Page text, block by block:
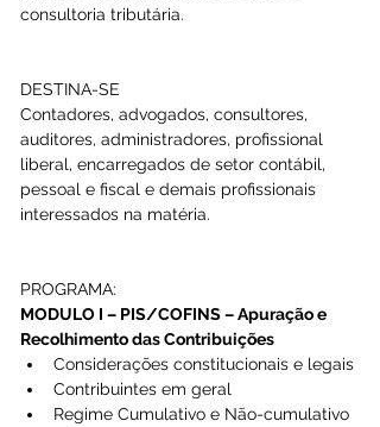
consultoria tributária.
DESTINA-SE
Contadores, advogados, consultores,
auditores, administradores, profissional
liberal, encarregados de setor contábil,
pessoal e fiscal e demais profissionais
interessados na matéria.
PROGRAMA:
MODULO I – PIS/COFINS – Apuração e
Recolhimento das Contribuições
Considerações constitucionais e legais
Contribuintes em geral
Regime Cumulativo e Não-cumulativo